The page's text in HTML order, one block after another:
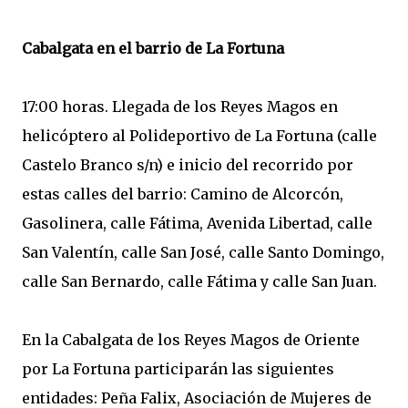
Cabalgata en el barrio de La Fortuna
17:00 horas. Llegada de los Reyes Magos en
helicóptero al Polideportivo de La Fortuna (calle
Castelo Branco s/n) e inicio del recorrido por
estas calles del barrio: Camino de Alcorcón,
Gasolinera, calle Fátima, Avenida Libertad, calle
San Valentín, calle San José, calle Santo Domingo,
calle San Bernardo, calle Fátima y calle San Juan.
En la Cabalgata de los Reyes Magos de Oriente
por La Fortuna participarán las siguientes
entidades: Peña Falix, Asociación de Mujeres de